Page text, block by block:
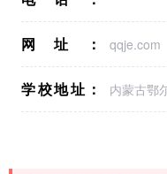
网址： qqje.com
学校地址： 内蒙古鄂